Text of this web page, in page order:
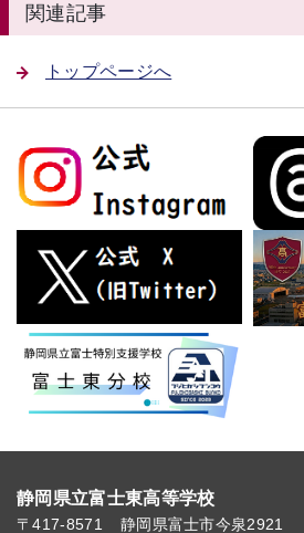
関連記事
トップページへ
静岡県立富士東高等学校
〒417-8571
静岡県富士市今泉2921